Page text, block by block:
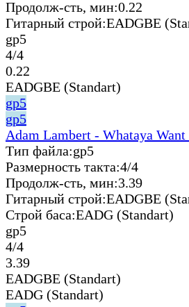
Продолж-сть, мин:0.22
Гитарный строй:EADGBE
gp5
4/4
0.22
EADGBE (Standart)
gp5
gp5
Adam Lambert - Whataya
Тип файла:gp5
Размерность такта:4/4
Продолж-сть, мин:3.39
Гитарный строй:EADGBE
Строй баса:EADG (Standart)
gp5
4/4
3.39
EADGBE (Standart)
EADG (Standart)